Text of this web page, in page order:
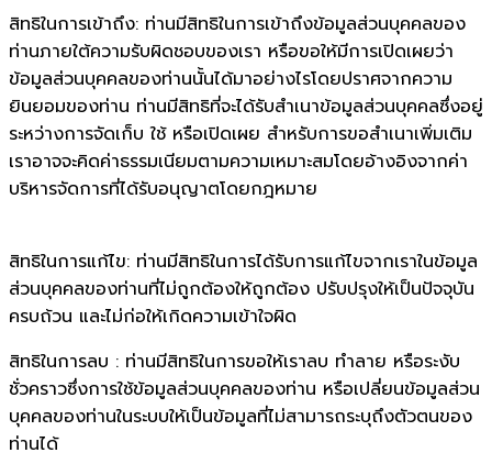
สิทธิในการเข้าถึง: ท่านมีสิทธิในการเข้าถึงข้อมูลส่วนบุคคลของ
ท่านภายใต้ความรับผิดชอบของเรา หรือขอให้มีการเปิดเผยว่า
ข้อมูลส่วนบุคคลของท่านนั้นได้มาอย่างไรโดยปราศจากความ
ยินยอมของท่าน ท่านมีสิทธิที่จะได้รับสำเนาข้อมูลส่วนบุคคลซึ่งอยู่
ระหว่างการจัดเก็บ ใช้ หรือเปิดเผย สำหรับการขอสำเนาเพิ่มเติม
เราอาจจะคิดค่าธรรมเนียมตามความเหมาะสมโดยอ้างอิงจากค่า
บริหารจัดการที่ได้รับอนุญาตโดยกฎหมาย
สิทธิในการแก้ไข: ท่านมีสิทธิในการได้รับการแก้ไขจากเราในข้อมูล
ส่วนบุคคลของท่านที่ไม่ถูกต้องให้ถูกต้อง ปรับปรุงให้เป็นปัจจุบัน
ครบถ้วน และไม่ก่อให้เกิดความเข้าใจผิด
สิทธิในการลบ : ท่านมีสิทธิในการขอให้เราลบ ทำลาย หรือระงับ
ชั่วคราวซึ่งการใช้ข้อมูลส่วนบุคคลของท่าน หรือเปลี่ยนข้อมูลส่วน
บุคคลของท่านในระบบให้เป็นข้อมูลที่ไม่สามารถระบุถึงตัวตนของ
ท่านได้